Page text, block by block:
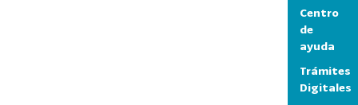
Centro
de
ayuda
Trámites
Digitales